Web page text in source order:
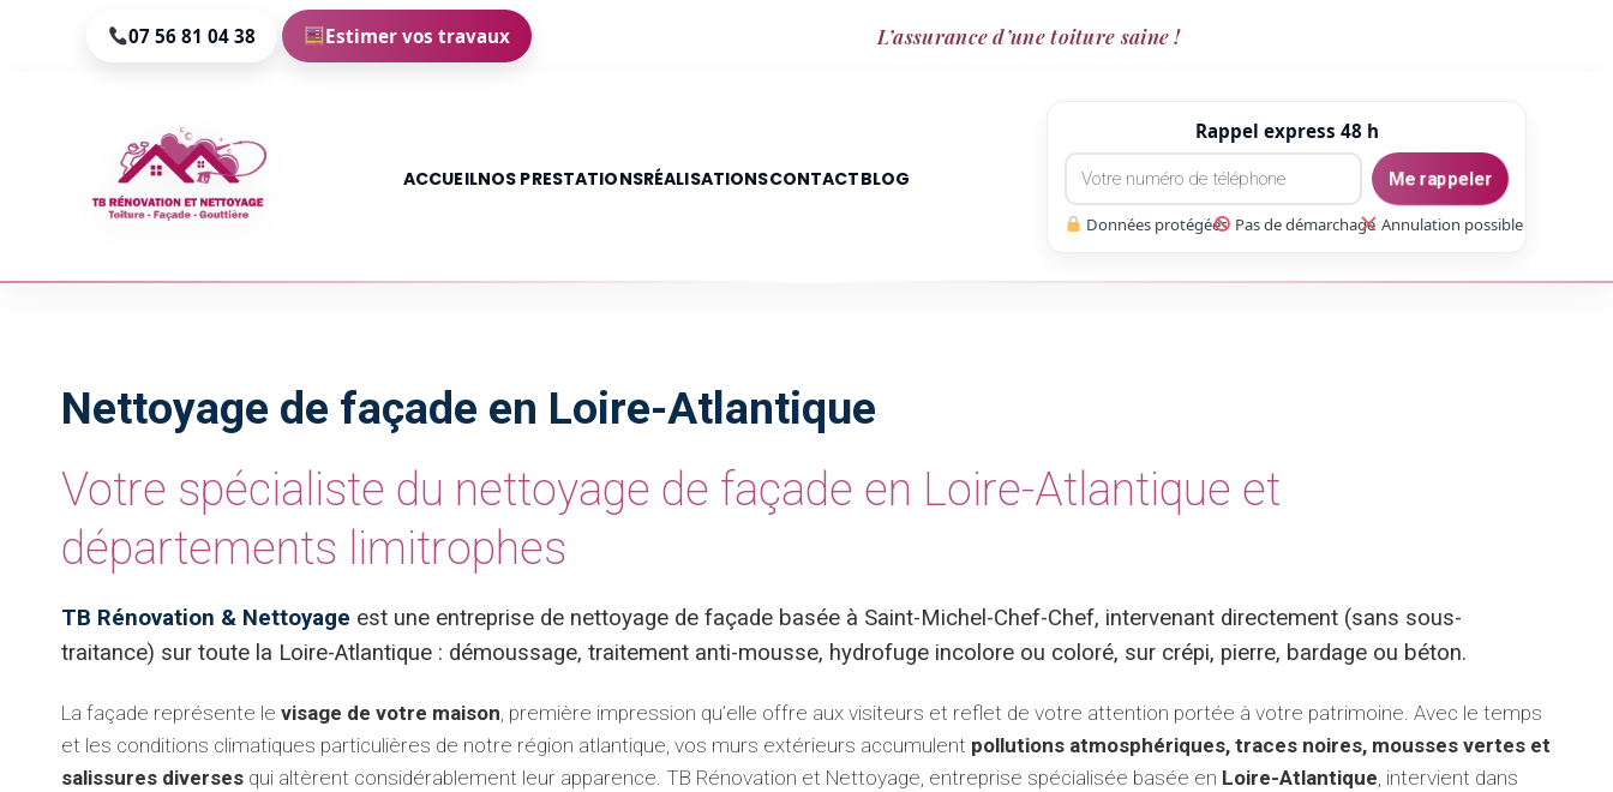
07 56 81 04 38 Estimer vos travaux L’assurance d’une toiture saine !
ACCUEILNOS PRESTATIONSRÉALISATIONSCONTACTBLOG
Rappel express 48 h
Me rappeler
Données protégées Pas de démarchage Annulation possible
Nettoyage de façade en Loire-Atlantique
Votre spécialiste du nettoyage de façade en Loire-Atlantique et
départements limitrophes
TB Rénovation & Nettoyage est une entreprise de nettoyage de façade basée à Saint-Michel-Chef-Chef, intervenant directement (sans sous-
traitance) sur toute la Loire-Atlantique : démoussage, traitement anti-mousse, hydrofuge incolore ou coloré, sur crépi, pierre, bardage ou béton.
La façade représente le visage de votre maison, première impression qu’elle offre aux visiteurs et reflet de votre attention portée à votre patrimoine. Avec le temps
et les conditions climatiques particulières de notre région atlantique, vos murs extérieurs accumulent pollutions atmosphériques, traces noires, mousses vertes et
salissures diverses qui altèrent considérablement leur apparence. TB Rénovation et Nettoyage, entreprise spécialisée basée en Loire-Atlantique, intervient dans